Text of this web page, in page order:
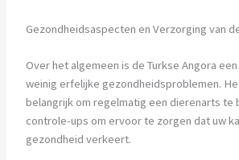
Gezondheidsaspecten en Verzorging van
Over het algemeen is de Turkse Angora
weinig erfelijke gezondheidsproblemen.
belangrijk om regelmatig een dierenarts te
controle-ups om ervoor te zorgen dat uw
gezondheid verkeert.